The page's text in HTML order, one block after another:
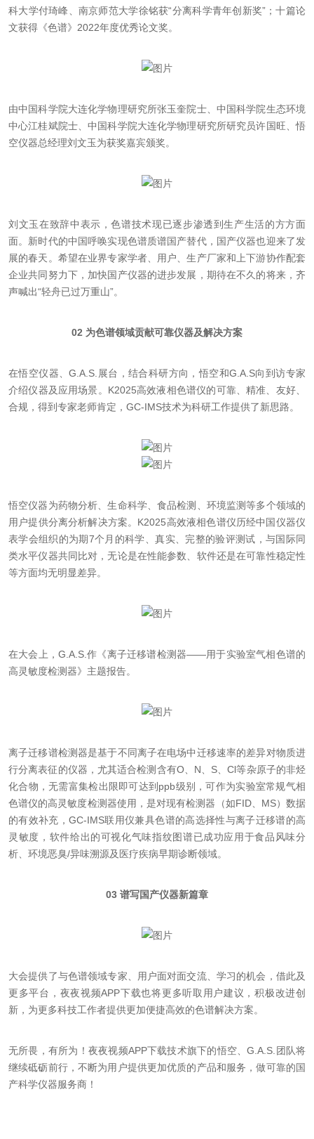
科大学付琦峰、南京师范大学徐铭获“分离科学青年创新奖”；十篇论
文获得《色谱》2022年度优秀论文奖。
由中国科学院大连化学物理研究所张玉奎院士、中国科学院生态环境
中心江桂斌院士、中国科学院大连化学物理研究所研究员许国旺、悟
空仪器总经理刘文玉为获奖嘉宾颁奖。
刘文玉在致辞中表示，色谱技术现已逐步渗透到生产生活的方方面
面。新时代的中国呼唤实现色谱质谱国产替代，国产仪器也迎来了发
展的春天。希望在业界专家学者、用户、生产厂家和上下游协作配套
企业共同努力下，加快国产仪器的进步发展，期待在不久的将来，齐
声喊出“轻舟已过万重山”。
02 为色谱领域贡献可靠仪器及解决方案
在悟空仪器、G.A.S.展台，结合科研方向，悟空和G.A.S向到访专家
介绍仪器及应用场景。K2025高效液相色谱仪的可靠、精准、友好、
合规，得到专家老师肯定，GC-IMS技术为科研工作提供了新思路。
悟空仪器为药物分析、生命科学、食品检测、环境监测等多个领域的
用户提供分离分析解决方案。K2025高效液相色谱仪历经中国仪器仪
表学会组织的为期7个月的科学、真实、完整的验评测试，与国际同
类水平仪器共同比对，无论是在性能参数、软件还是在可靠性稳定性
等方面均无明显差异。
在大会上，G.A.S.作《离子迁移谱检测器——用于实验室气相色谱的
高灵敏度检测器》主题报告。
离子迁移谱检测器是基于不同离子在电场中迁移速率的差异对物质进
行分离表征的仪器，尤其适合检测含有O、N、S、Cl等杂原子的非烃
化合物，无需富集检出限即可达到ppb级别，可作为实验室常规气相
色谱仪的高灵敏度检测器使用，是对现有检测器（如FID、MS）数据
的有效补充，GC-IMS联用仪兼具色谱的高选择性与离子迁移谱的高
灵敏度，软件给出的可视化气味指纹图谱已成功应用于食品风味分
析、环境恶臭/异味溯源及医疗疾病早期诊断领域。
03 谱写国产仪器新篇章
大会提供了与色谱领域专家、用户面对面交流、学习的机会，借此及
更多平台，夜夜视频APP下载也将更多听取用户建议，积极改进创
新，为更多科技工作者提供更加便捷高效的色谱解决方案。
无所畏，有所为！夜夜视频APP下载技术旗下的悟空、G.A.S.团队将
继续砥砺前行，不断为用户提供更加优质的产品和服务，做可靠的国
产科学仪器服务商！